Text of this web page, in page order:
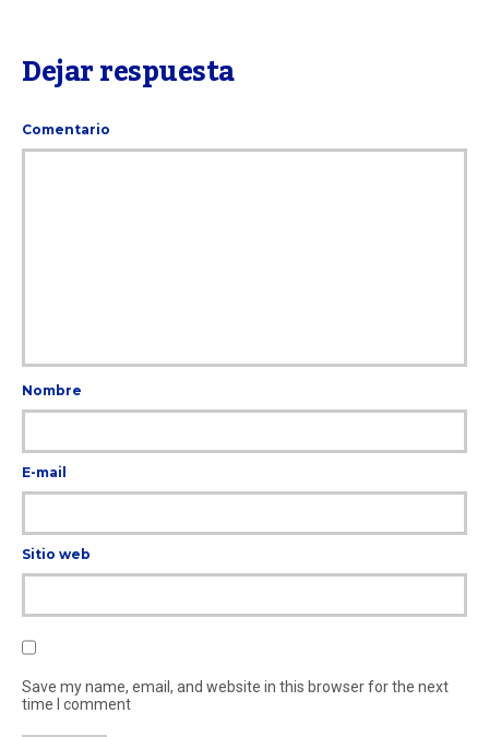
Dejar respuesta
Comentario
Nombre
E-mail
Sitio web
Save my name, email, and website in this browser for the next
time I comment